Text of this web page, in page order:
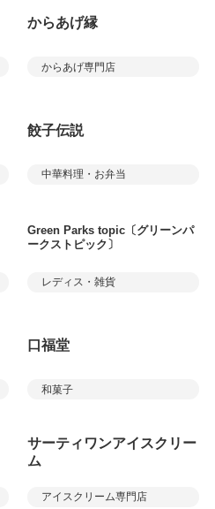
からあげ縁
からあげ専門店
餃子伝説
中華料理・お弁当
Green Parks topic〔グリーンパ
ークストピック〕
レディス・雑貨
口福堂
和菓子
サーティワンアイスクリー
ム
アイスクリーム専門店